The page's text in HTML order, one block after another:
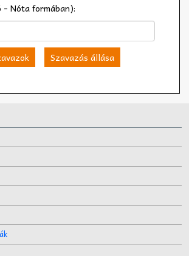
- Nóta formában):
Szavazás állása